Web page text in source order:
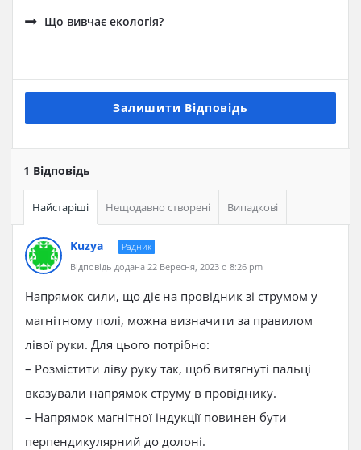
Що вивчає екологія?
Залишити Відповідь
1 Відповідь
Найстаріші Нещодавно створені Випадкові
Kuzya
Радник
Відповідь додана 22 Вересня, 2023 о 8:26 pm
Напрямок сили, що діє на провідник зі струмом у
магнітному полі, можна визначити за правилом
лівої руки. Для цього потрібно:
– Розмістити ліву руку так, щоб витягнуті пальці
вказували напрямок струму в провіднику.
– Напрямок магнітної індукції повинен бути
перпендикулярний до долоні.